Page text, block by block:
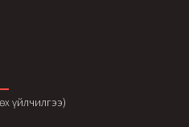
үйлчилгээ)